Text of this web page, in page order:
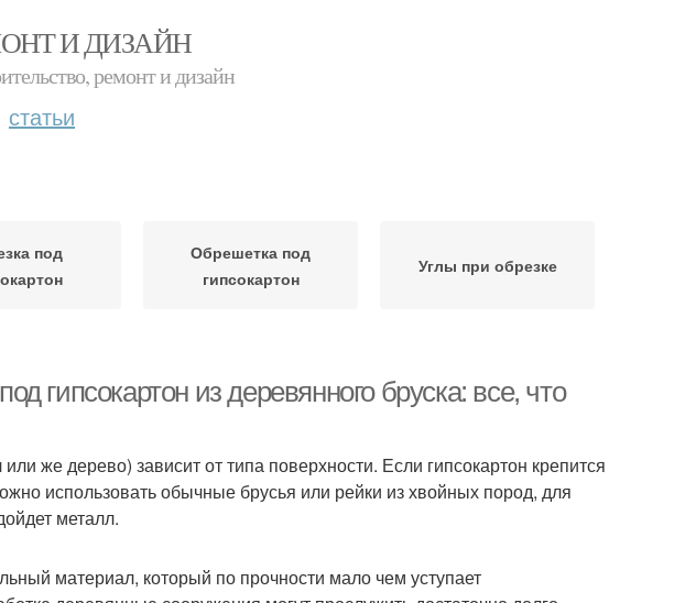
И ДИЗАЙН
ремонт и дизайн
статьи
под
Обрешетка под
гипсокартон
Углы при обрезке
гипсокартон из деревянного бруска: все, что
же дерево) зависит от типа поверхности. Если гипсокартон крепится
использовать обычные брусья или рейки из хвойных пород, для
металл.
материал, который по прочности мало чем уступает